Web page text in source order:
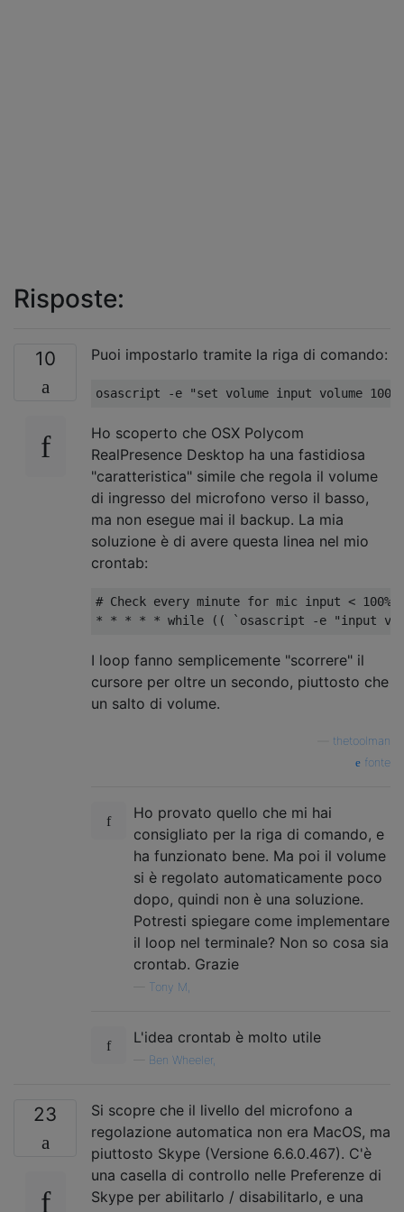
Risposte:
10 Puoi impostarlo tramite la riga di comando:
Ho scoperto che OSX Polycom
RealPresence Desktop ha una fastidiosa
"caratteristica" simile che regola il volume
di ingresso del microfono verso il basso,
ma non esegue mai il backup. La mia
soluzione è di avere questa linea nel mio
crontab:
# Check every minute for mic input <
I loop fanno semplicemente "scorrere" il
cursore per oltre un secondo, piuttosto che
un salto di volume.
thetoolman
fonte
Ho provato quello che mi hai
consigliato per la riga di comando, e
ha funzionato bene. Ma poi il volume
si è regolato automaticamente poco
dopo, quindi non è una soluzione.
Potresti spiegare come implementare
il loop nel terminale? Non so cosa sia
crontab. Grazie
Tony M,
L'idea crontab è molto utile
Ben Wheeler,
23
Si scopre che il livello del microfono a
regolazione automatica non era MacOS, ma
piuttosto Skype (Versione 6.6.0.467). C'è
una casella di controllo nelle Preferenze di
Skype per abilitarlo / disabilitarlo, e una